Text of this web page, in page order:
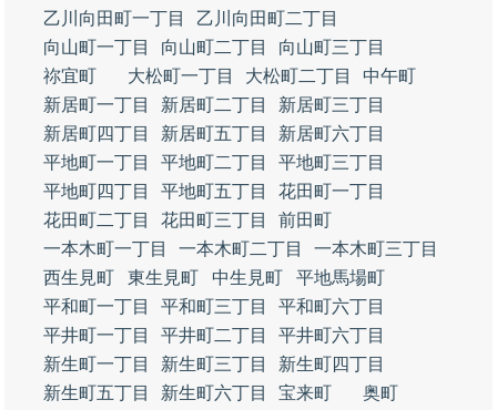
乙川向田町一丁目
乙川向田町二丁目
向山町一丁目
向山町二丁目
向山町三丁目
祢宜町
大松町一丁目 大松町二丁目
中午町
新居町一丁目
新居町二丁目
新居町三丁目
新居町四丁目
新居町五丁目
新居町六丁目
平地町一丁目
平地町二丁目
平地町三丁目
平地町四丁目
平地町五丁目
花田町一丁目
花田町二丁目
花田町三丁目
前田町
一本木町一丁目
一本木町二丁目
一本木町三丁目
西生見町
東生見町 中生見町
平地馬場町
平和町一丁目
平和町三丁目
平和町六丁目
平井町一丁目
平井町二丁目
平井町六丁目
新生町一丁目
新生町三丁目
新生町四丁目
新生町五丁目
新生町六丁目 宝来町
奥町